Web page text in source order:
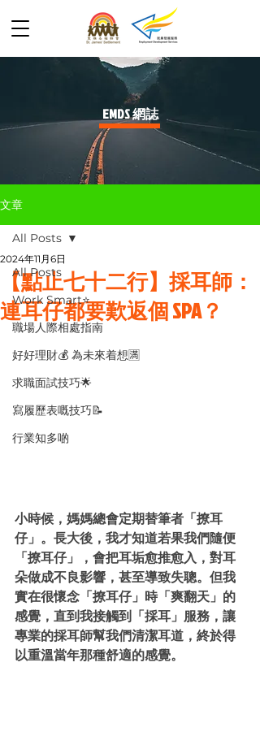
​EMDS 網誌
文章
All Posts
Work Smart⭐️
職場人際相處指南
好好理財💰 為未來着想🈵
求職面試技巧🌟
寫履歷表嘅技巧📝
行業知多啲
All Posts
【點止七十二行】採耳師：
連耳仔都要歎返個 SPA？
2024年11月6日
小時候，媽媽總會定期替筆者「撩耳
仔」。長大後，我才知道若果我們隨便
「撩耳仔」，會把耳垢愈推愈入，對耳
朵做成不良影響，甚至導致失聰。但我
實在很懷念「撩耳仔」時「爽翻天」的
感覺，直到我接觸到「採耳」服務，讓
專業的採耳師幫我們清潔耳道，終於得
以重溫當年那種舒適的感覺。